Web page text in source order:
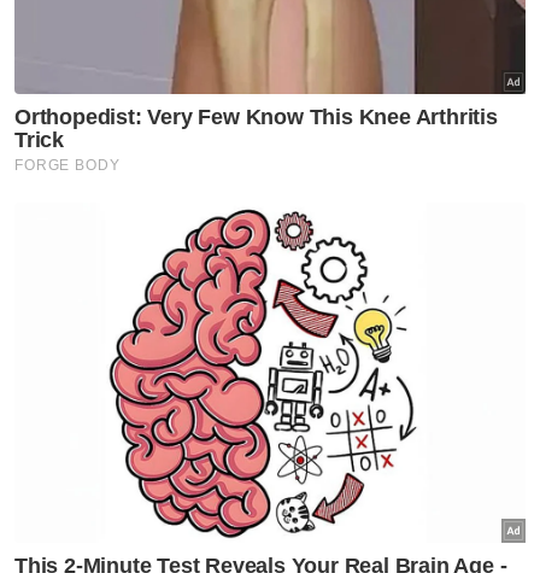
Arak hampir RM700,000 dirampas dalam tiga
serbuan berasingan
Tindakan penguatkuasaan boleh
mengganggu operasi ini tetapi tidak mampu
menghapuskannya secara kekal. Dalam
menggantikan tempat yang kosong dan
aktiviti tersebut berterusan seperti biasa.
Situasi ini bukan berpunca daripada
kegagalan usaha penguatkuasaan. Antara
tokoh peruncitan terkemuka negara, Datuk
Dr Ameer Ali Mydin, pernah menyatakan
bahawa serbuan sahaja tidak mencukupi dan
penguatkuasaan perlu dilaksanakan secara
berterusan serta konsisten, bukannya